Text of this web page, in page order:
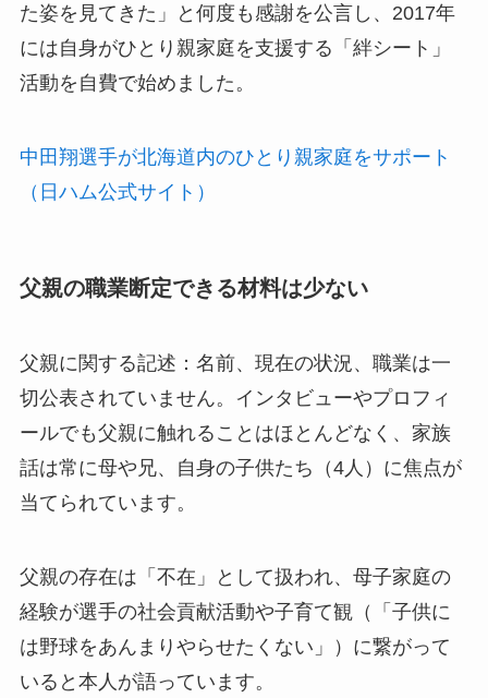
た姿を見てきた」と何度も感謝を公言し、2017年
には自身がひとり親家庭を支援する「絆シート」
活動を自費で始めました。
中田翔選手が北海道内のひとり親家庭をサポート
（日ハム公式サイト）
父親の職業断定できる材料は少ない
父親に関する記述：名前、現在の状況、職業は一
切公表されていません。インタビューやプロフィ
ールでも父親に触れることはほとんどなく、家族
話は常に母や兄、自身の子供たち（4人）に焦点が
当てられています。
父親の存在は「不在」として扱われ、母子家庭の
経験が選手の社会貢献活動や子育て観（「子供に
は野球をあんまりやらせたくない」）に繋がって
いると本人が語っています。